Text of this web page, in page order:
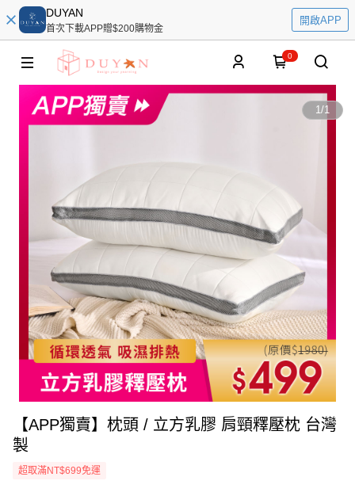
DUYAN
首次下載APP贈$200購物金
開啟APP
0
1/1
【APP獨賣】枕頭 / 立方乳膠 肩頸釋壓枕 台灣
製
超取滿NT$699免運